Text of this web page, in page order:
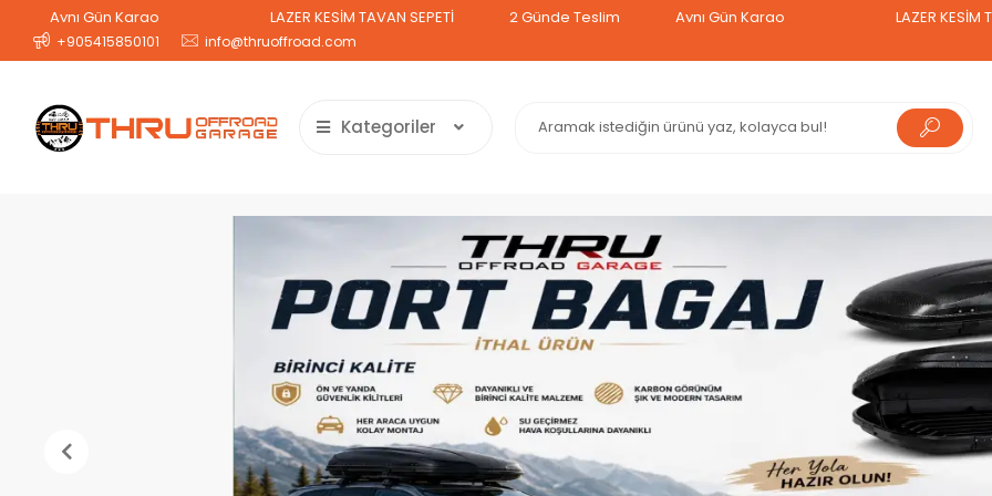
Kargo LAZER KESİM TAVAN SEPETİ 2 Günde Teslim Aynı Gün Kargo LAZER KESİM TAVAN SEPETİ
+905415850101 info@thruoffroad.com
Kategoriler